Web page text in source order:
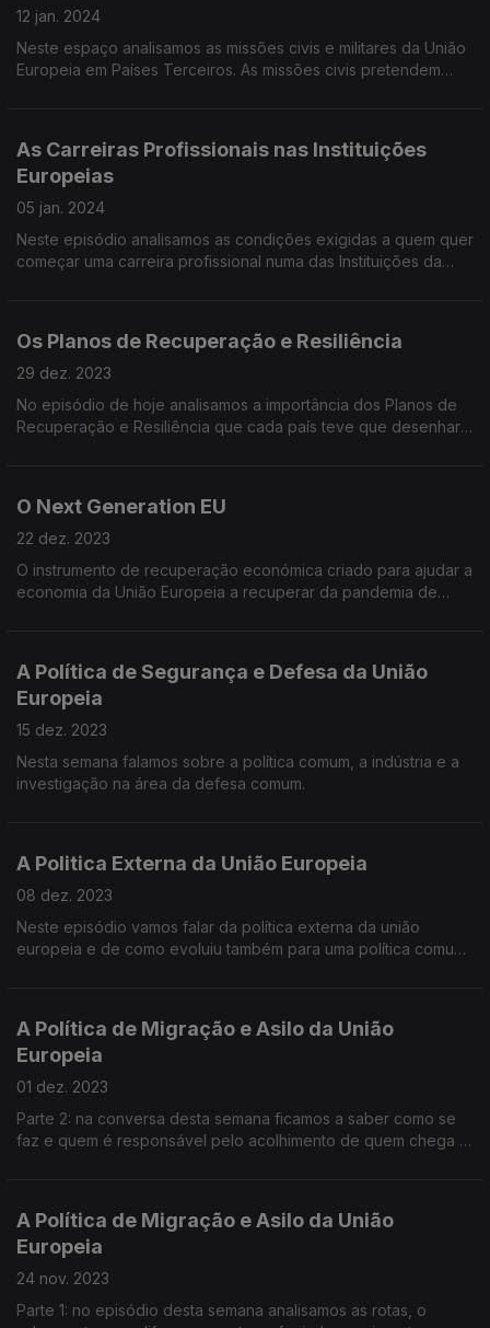
12 jan. 2024
Neste espaço analisamos as missões civis e militares da União
Europeia em Países Terceiros. As missões civis pretendem
As Carreiras Profissionais nas Instituições
Europeias
05 jan. 2024
Neste episódio analisamos as condições exigidas a quem quer
começar uma carreira profissional numa das Instituições da
Os Planos de Recuperação e Resiliência
29 dez. 2023
No episódio de hoje analisamos a importância dos Planos de
Recuperação e Resiliência que cada país teve que desenhar
O Next Generation EU
22 dez. 2023
O instrumento de recuperação económica criado para ajudar a
economia da União Europeia a recuperar da pandemia de
A Política de Segurança e Defesa da União
Europeia
15 dez. 2023
Nesta semana falamos sobre a política comum, a indústria e a
investigação na área da defesa comum.
A Politica Externa da União Europeia
08 dez. 2023
Neste episódio vamos falar da política externa da união
europeia e de como evoluiu também para uma política comum
A Política de Migração e Asilo da União
Europeia
01 dez. 2023
Parte 2: na conversa desta semana ficamos a saber como se
faz e quem é responsável pelo acolhimento de quem chega à
A Política de Migração e Asilo da União
Europeia
24 nov. 2023
Parte 1: no episódio desta semana analisamos as rotas, o